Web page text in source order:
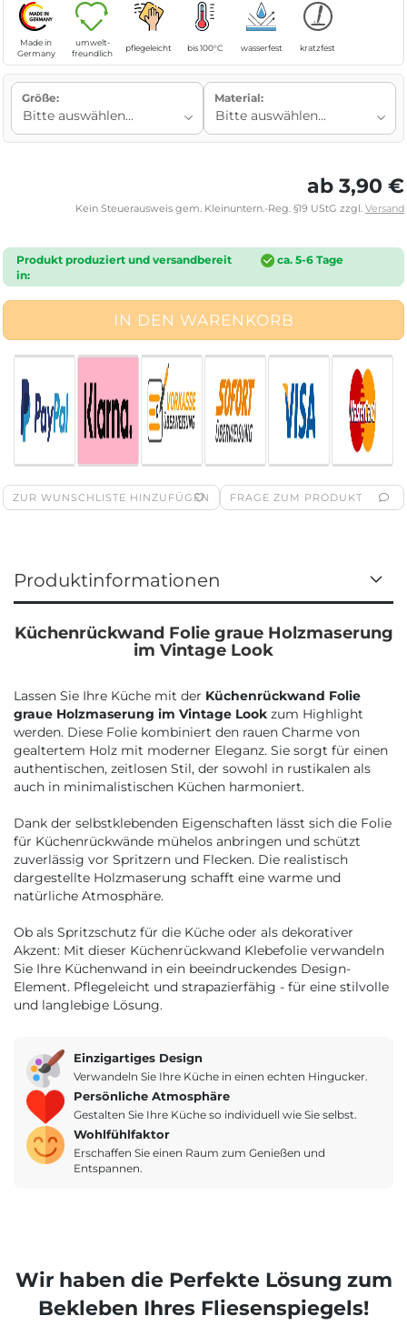
Made in
Germany
umwelt-
freundlich
pflegeleicht bis 100°C wasserfest kratzfest
Größe: Material:
ab 3,90 €
Kein Steuerausweis gem. Kleinuntern.-Reg. §19 UStG zzgl. Versand
Produkt produziert und versandbereit
in:
ca. 5-6 Tage
ZUR WUNSCHLISTE HINZUFÜGEN FRAGE ZUM PRODUKT
Produktinformationen
Küchenrückwand Folie graue Holzmaserung
im Vintage Look
Lassen Sie Ihre Küche mit der Küchenrückwand Folie
graue Holzmaserung im Vintage Look zum Highlight
werden. Diese Folie kombiniert den rauen Charme von
gealtertem Holz mit moderner Eleganz. Sie sorgt für einen
authentischen, zeitlosen Stil, der sowohl in rustikalen als
auch in minimalistischen Küchen harmoniert.
Dank der selbstklebenden Eigenschaften lässt sich die Folie
für Küchenrückwände mühelos anbringen und schützt
zuverlässig vor Spritzern und Flecken. Die realistisch
dargestellte Holzmaserung schafft eine warme und
natürliche Atmosphäre.
Ob als Spritzschutz für die Küche oder als dekorativer
Akzent: Mit dieser Küchenrückwand Klebefolie verwandeln
Sie Ihre Küchenwand in ein beeindruckendes Design-
Element. Pflegeleicht und strapazierfähig - für eine stilvolle
und langlebige Lösung.
Einzigartiges Design
Verwandeln Sie Ihre Küche in einen echten Hingucker.
Persönliche Atmosphäre
Gestalten Sie Ihre Küche so individuell wie Sie selbst.
Wohlfühlfaktor
Erschaffen Sie einen Raum zum Genießen und
Entspannen.
Wir haben die Perfekte Lösung zum
Bekleben Ihres Fliesenspiegels!